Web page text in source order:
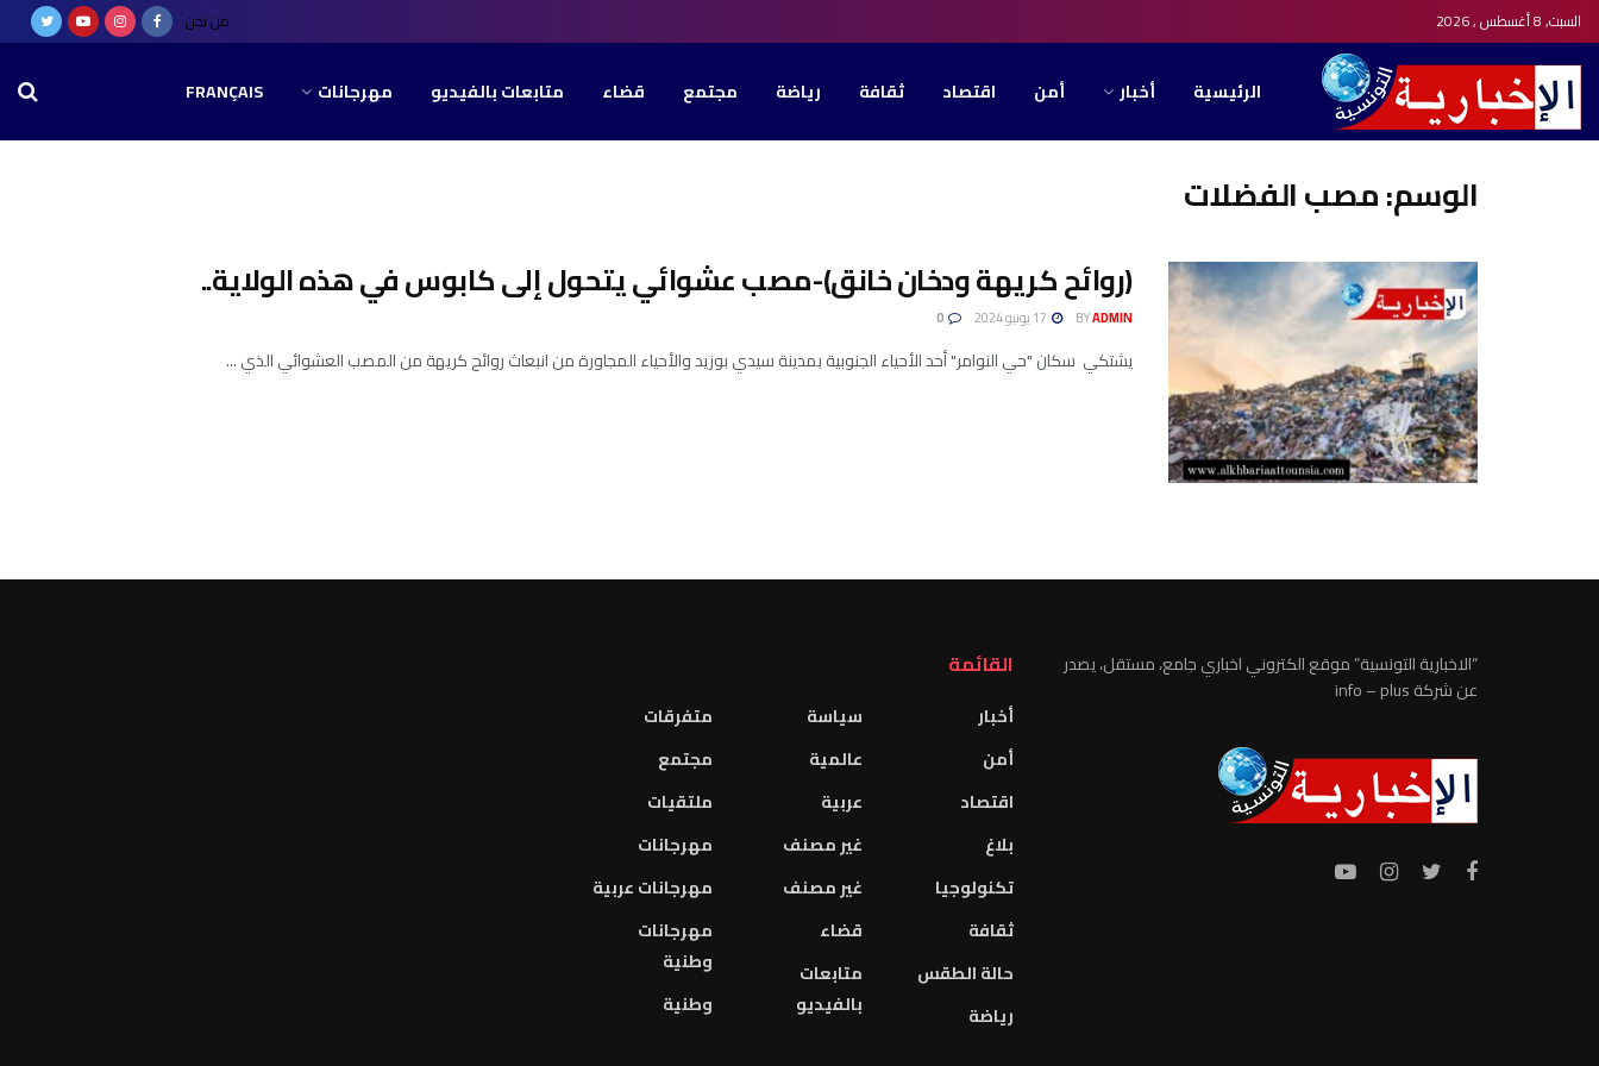
السبت, 8 أغسطس , 2026 من نحن
الرئيسية أخبار أمن اقتصاد ثقافة رياضة مجتمع قضاء متابعات بالفيديو مهرجانات FRANÇAIS
الوسم:مصب الفضلات
(روائح كريهة ودخان خانق)-مصب عشوائي يتحول إلى كابوس في هذه الولاية..
BYADMIN
يشتكي سكان "حي النوامر" أحد الأحياء الجنوبية بمدينة سيدي بوزيد والأحياء المجاورة من انبعاث روائح كريهة من المصب العشوائي الذي ...
“الاخبارية التونسية” موقع الكتروني اخباري جامع، مستقل، يصدر
عن شركة info – plus
القائمة
أخبار
أمن
اقتصاد
بلاغ
تكنولوجيا
ثقافة
حالة الطقس
رياضة
سياسة
عالمية
عربية
غير مصنف
غير مصنف
قضاء
متابعات
بالفيديو
متفرقات
مجتمع
ملتقيات
مهرجانات
مهرجانات عربية
مهرجانات
وطنية
وطنية